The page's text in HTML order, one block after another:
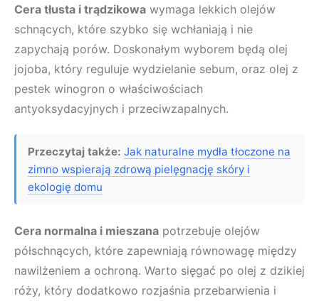
Cera tłusta i trądzikowa wymaga lekkich olejów
schnących, które szybko się wchłaniają i nie
zapychają porów. Doskonałym wyborem będą olej
jojoba, który reguluje wydzielanie sebum, oraz olej z
pestek winogron o właściwościach
antyoksydacyjnych i przeciwzapalnych.
Przeczytaj także: Jak naturalne mydła tłoczone na
zimno wspierają zdrową pielęgnację skóry i
ekologię domu
Cera normalna i mieszana potrzebuje olejów
półschnących, które zapewniają równowagę między
nawilżeniem a ochroną. Warto sięgać po olej z dzikiej
róży, który dodatkowo rozjaśnia przebarwienia i